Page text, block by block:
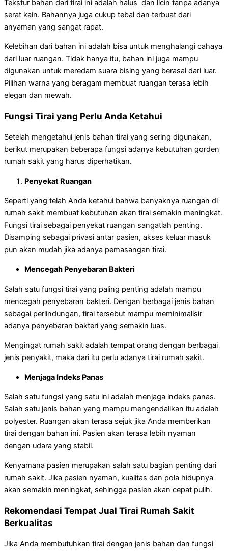
Tekstur bahan dari tirai ini adalah halus dan licin tanpa adanya
serat kain. Bahannya juga cukup tebal dan terbuat dari
anyaman yang sangat rapat.
Kelebihan dari bahan ini adalah bisa untuk menghalangi cahaya
dari luar ruangan. Tidak hanya itu, bahan ini juga mampu
digunakan untuk meredam suara bising yang berasal dari luar.
Pilihan warna yang beragam membuat ruangan terasa lebih
elegan dan mewah.
Fungsi Tirai yang Perlu Anda Ketahui
Setelah mengetahui jenis bahan tirai yang sering digunakan,
berikut merupakan beberapa fungsi adanya kebutuhan gorden
rumah sakit yang harus diperhatikan.
Penyekat Ruangan
Seperti yang telah Anda ketahui bahwa banyaknya ruangan di
rumah sakit membuat kebutuhan akan tirai semakin meningkat.
Fungsi tirai sebagai penyekat ruangan sangatlah penting.
Disamping sebagai privasi antar pasien, akses keluar masuk
pun akan mudah jika adanya pemasangan tirai.
Mencegah Penyebaran Bakteri
Salah satu fungsi tirai yang paling penting adalah mampu
mencegah penyebaran bakteri. Dengan berbagai jenis bahan
sebagai perlindungan, tirai tersebut mampu meminimalisir
adanya penyebaran bakteri yang semakin luas.
Mengingat rumah sakit adalah tempat orang dengan berbagai
jenis penyakit, maka dari itu perlu adanya tirai rumah sakit.
Menjaga Indeks Panas
Salah satu fungsi yang satu ini adalah menjaga indeks panas.
Salah satu jenis bahan yang mampu mengendalikan itu adalah
polyester. Ruangan akan terasa sejuk jika Anda memberikan
tirai dengan bahan ini. Pasien akan terasa lebih nyaman
dengan udara yang stabil.
Kenyamana pasien merupakan salah satu bagian penting dari
rumah sakit. Jika pasien nyaman, kualitas dan pola hidupnya
akan semakin meningkat, sehingga pasien akan cepat pulih.
Rekomendasi Tempat Jual Tirai Rumah Sakit
Berkualitas
Jika Anda membutuhkan tirai dengan jenis bahan dan fungsi